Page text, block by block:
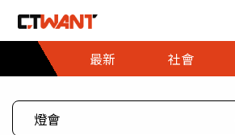
最新
社會